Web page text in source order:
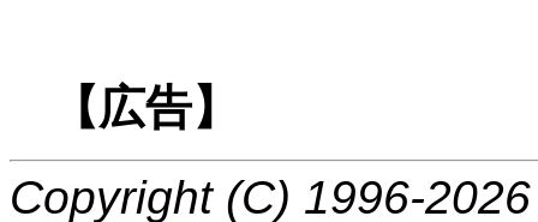
【広告】
Copyright (C) 1996-